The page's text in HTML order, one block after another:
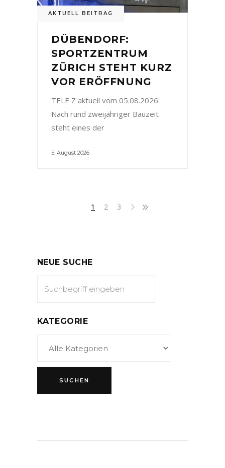
AKTUELL BEITRAG
DÜBENDORF:
SPORTZENTRUM
ZÜRICH STEHT KURZ
VOR ERÖFFNUNG
TELE Z aktuell vom 05.08.2026:
Nach rund zweijähriger Bauzeit
steht eines der
5. August 2026
1 2 3
NEUE SUCHE
KATEGORIE